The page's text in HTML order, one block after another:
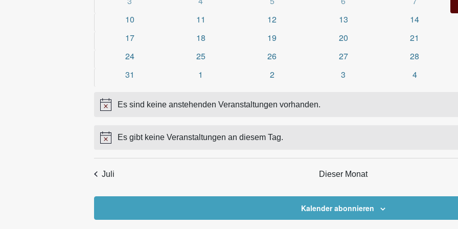
0
10
0
11
0
12
0
13
0
14
0
17
0
18
0
19
0
20
0
21
0
24
0
25
0
26
0
27
0
28
0
31
0
1
0
2
0
3
0
4
Hinweis
Es sind keine anstehenden Veranstaltungen vorhanden.
Hinweis
Es gibt keine Veranstaltungen an diesem Tag.
Juli Dieser Monat
Kalender abonnieren